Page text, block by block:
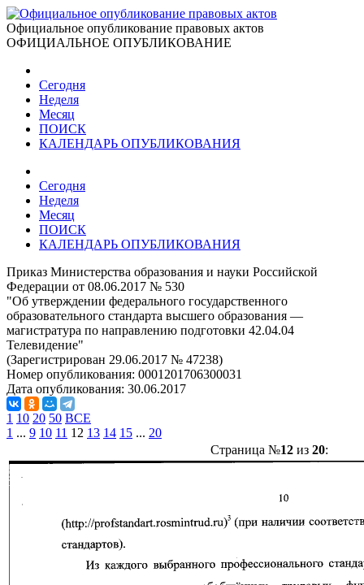
Официальное опубликование правовых актов
ОФИЦИАЛЬНОЕ ОПУБЛИКОВАНИЕ
Сегодня
Неделя
Месяц
ПОИСК
КАЛЕНДАРЬ ОПУБЛИКОВАНИЯ
Сегодня
Неделя
Месяц
ПОИСК
КАЛЕНДАРЬ ОПУБЛИКОВАНИЯ
Приказ Министерства образования и науки Российской
Федерации от 08.06.2017 № 530
"Об утверждении федерального государственного
образовательного стандарта высшего образования —
магистратура по направлению подготовки 42.04.04
Телевидение"
(Зарегистрирован 29.06.2017 № 47238)
Номер опубликования: 0001201706300031
Дата опубликования: 30.06.2017
1 10 20 50 ВСЕ
1 ... 9 10 11 12 13 14 15 ... 20
Страница №12из 20: